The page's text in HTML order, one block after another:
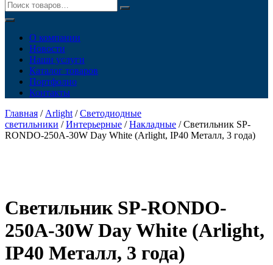
О компании
Новости
Наши услуги
Каталог товаров
Портфолио
Контакты
Главная / Arlight /Светодиодные
светильники /Интерьерные /Накладные / Светильник SP-
RONDO-250A-30W Day White (Arlight, IP40 Металл, 3 года)
Светильник SP-RONDO-
250A-30W Day White (Arlight,
IP40 Металл, 3 года)